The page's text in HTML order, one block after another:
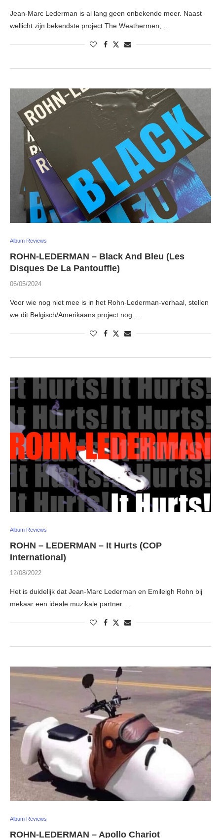
Jean-Marc Lederman is al lang geen onbekende meer. Naast
wellicht zijn bekendste project The Weathermen, …
Album Reviews
ROHN-LEDERMAN – Black And Bleu (Les
Disques De La Pantouffle)
06/05/2024
Voor wie nog niet mee is in het Rohn-Lederman-verhaal, stellen
we dit Belgisch/Amerikaans project nog …
Album Reviews
ROHN – LEDERMAN – It Hurts (COP
International)
12/08/2022
Het is duidelijk dat Jean-Marc Lederman en Emileigh Rohn bij
mekaar een ideale muzikale partner …
Album Reviews
ROHN-LEDERMAN – Apollo Chariot